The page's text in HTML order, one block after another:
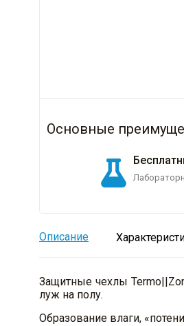
Основные
Описание
Защитные чехлы
луж на полу.
Образование влаги,